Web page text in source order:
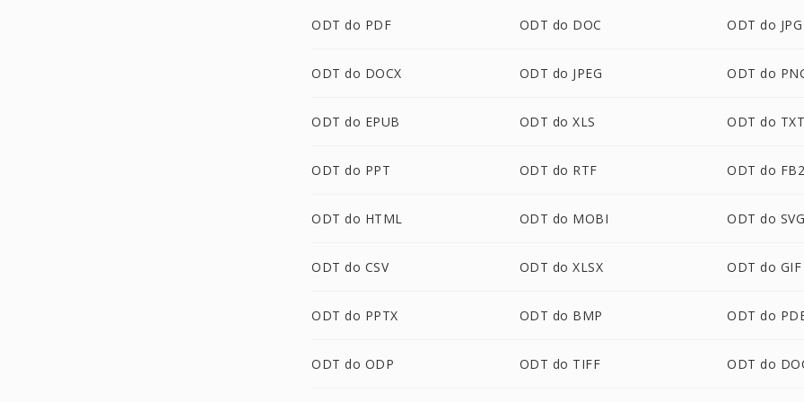
ODT do PDF ODT do DOC ODT do JPG
ODT do DOCX ODT do JPEG ODT do
ODT do EPUB ODT do XLS ODT do TXT
ODT do PPT ODT do RTF ODT do FB2
ODT do HTML ODT do MOBI ODT do SVG
ODT do CSV ODT do XLSX ODT do GIF
ODT do PPTX ODT do BMP ODT do
ODT do ODP ODT do TIFF ODT do